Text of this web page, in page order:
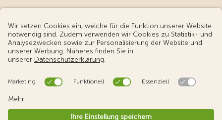
© Touring Club Schweiz
Benutzungsbedingungen - rechtliche Informationen
Cookie-Einstellungen